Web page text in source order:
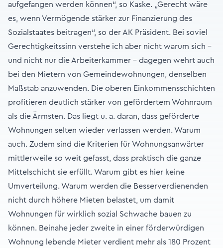
aufgefangen werden können“, so Kaske. „Gerecht wäre
es, wenn Vermögende stärker zur Finanzierung des
Sozialstaates beitragen“, so der AK Präsident. Bei soviel
Gerechtigkeitssinn verstehe ich aber nicht warum sich –
und nicht nur die Arbeiterkammer – dagegen wehrt auch
bei den Mietern von Gemeindewohnungen, denselben
Maßstab anzuwenden. Die oberen Einkommensschichten
profitieren deutlich stärker von gefördertem Wohnraum
als die Ärmsten. Das liegt u. a. daran, dass geförderte
Wohnungen selten wieder verlassen werden. Warum
auch. Zudem sind die Kriterien für Wohnungsanwärter
mittlerweile so weit gefasst, dass praktisch die ganze
Mittelschicht sie erfüllt. Warum gibt es hier keine
Umverteilung. Warum werden die Besserverdienenden
nicht durch höhere Mieten belastet, um damit
Wohnungen für wirklich sozial Schwache bauen zu
können. Beinahe jeder zweite in einer förderwürdigen
Wohnung lebende Mieter verdient mehr als 180 Prozent